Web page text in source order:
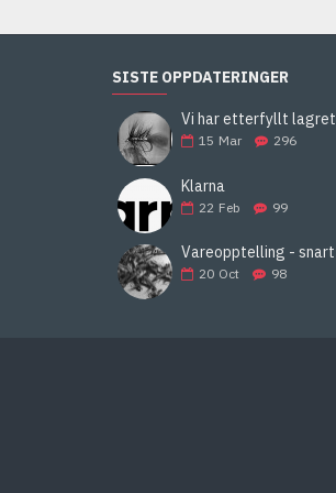
SISTE OPPDATERINGER
Vi har etterfyllt lagret
15 Mar 296
Klarna
22 Feb 99
20 Oct 98